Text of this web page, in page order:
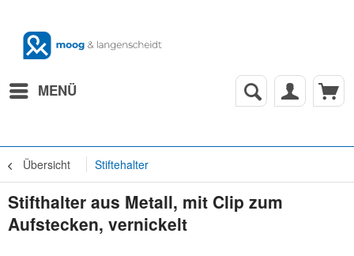
MENÜ
Übersicht Stiftehalter
Stifthalter aus Metall, mit Clip zum
Aufstecken, vernickelt